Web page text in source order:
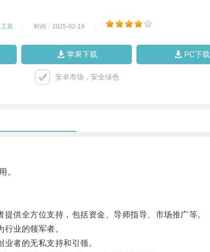
工具 时间：2025-02-18
苹果下载 PC下载
安卓市场，安全绿色
。
全方位支持，包括资金、导师指导、市场推广等。
业的领军者。
者的无私支持和引领。